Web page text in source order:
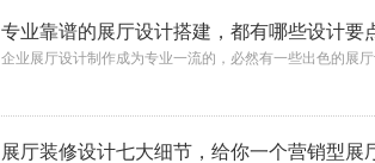
专业靠谱的展厅设计搭建，都有哪些设计要
企业展厅设计制作成为专业一流的，必然有一些出色的展
展厅装修设计七大细节，给你一个营销型展